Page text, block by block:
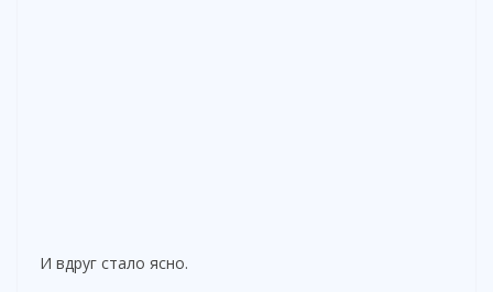
И вдруг стало ясно.